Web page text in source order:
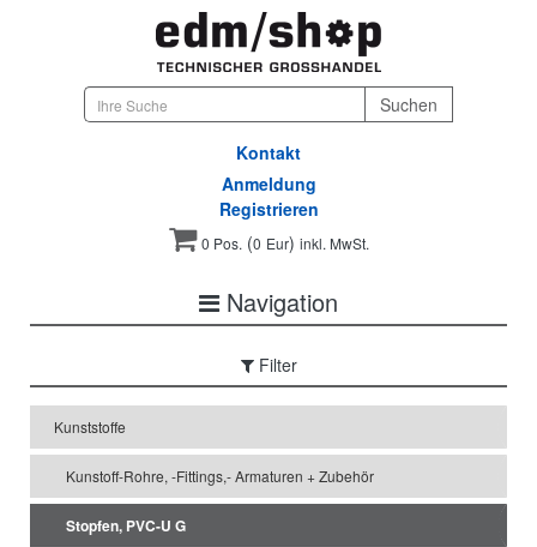
Kontakt
Anmeldung
Registrieren
0 Pos.(0 Eur) inkl. MwSt.
Navigation
Filter
Kunststoffe
Kunstoff-Rohre, -Fittings,- Armaturen + Zubehör
Stopfen, PVC-U G